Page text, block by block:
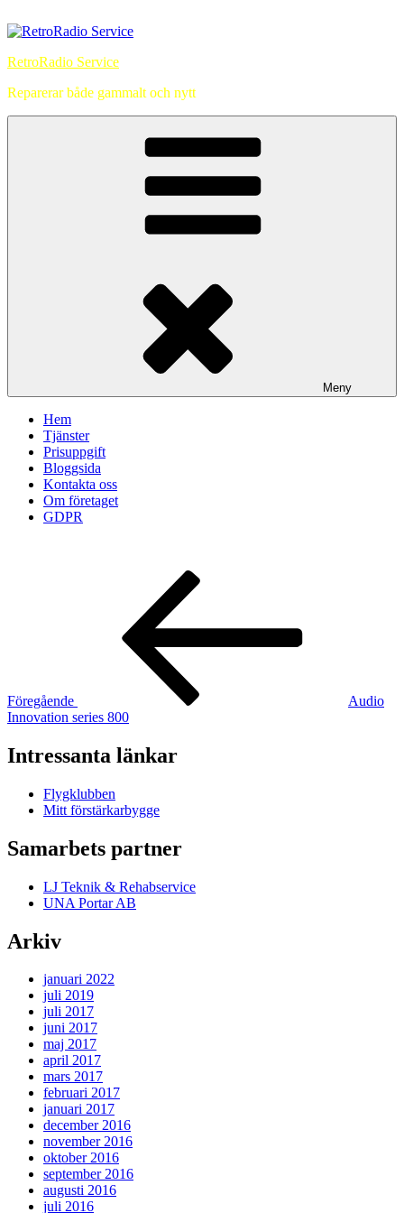
till
RetroRadio Service
Reparerar både gammalt och nytt
Meny
Hem
Tjänster
Prisuppgift
Bloggsida
Kontakta oss
Om företaget
GDPR
Inläggsnavigering
Föregående
Audio
Innovation series 800
Intressanta länkar
Flygklubben
Mitt förstärkarbygge
Samarbets partner
LJ Teknik & Rehabservice
UNA Portar AB
Arkiv
januari 2022
juli 2019
juli 2017
juni 2017
maj 2017
april 2017
mars 2017
februari 2017
januari 2017
december 2016
november 2016
oktober 2016
september 2016
augusti 2016
juli 2016